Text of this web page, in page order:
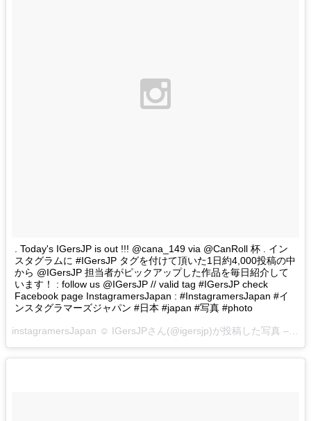
. Today's IGersJP is out !!! @cana_149 via @CanRoll 杯 . イン
スタグラムに #IGersJP タグを付けて頂いた1日約4,000投稿の中
から @IGersJP 担当者がピックアップした作品を毎日紹介して
います！ : follow us @IGersJP // valid tag #IGersJP check
Facebook page InstagramersJapan : #InstagramersJapan #イ
ンスタグラマーズジャパン #日本 #japan #写真 #photo